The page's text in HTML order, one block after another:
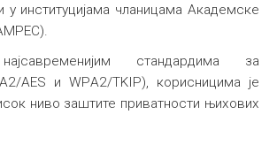
у институцијама чланицама Академске
стандардима за
АЕS и WPА2/ТKIP), корисницима је
ниво заштите приватности њихових